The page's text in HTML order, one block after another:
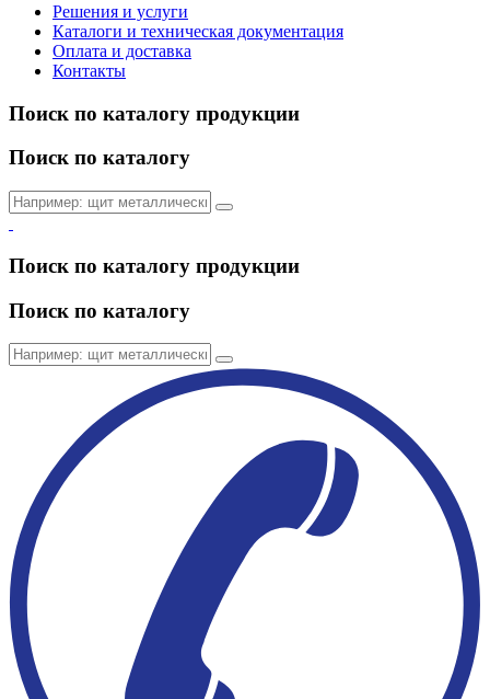
Решения и услуги
Каталоги и техническая документация
Оплата и доставка
Контакты
Поиск по каталогу продукции
Поиск по каталогу
Поиск по каталогу продукции
Поиск по каталогу